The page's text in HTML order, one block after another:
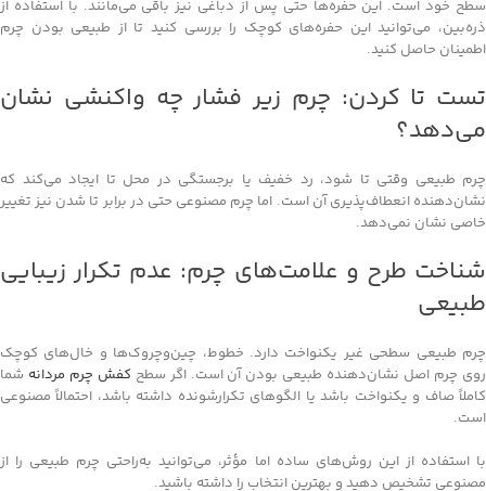
سطح خود است. این حفره‌ها حتی پس از دباغی نیز باقی می‌مانند. با استفاده از
ذره‌بین، می‌توانید این حفره‌های کوچک را بررسی کنید تا از طبیعی بودن چرم
اطمینان حاصل کنید.
تست تا کردن: چرم زیر فشار چه واکنشی نشان
می‌دهد؟
چرم طبیعی وقتی تا شود، رد خفیف یا برجستگی در محل تا ایجاد می‌کند که
نشان‌دهنده انعطاف‌پذیری آن است. اما چرم مصنوعی حتی در برابر تا شدن نیز تغییر
خاصی نشان نمی‌دهد.
شناخت طرح و علامت‌های چرم: عدم تکرار زیبایی
طبیعی
چرم طبیعی سطحی غیر یکنواخت دارد. خطوط، چین‌وچروک‌ها و خال‌های کوچک
روی چرم اصل نشان‌دهنده طبیعی بودن آن است. اگر سطح کفش چرم مردانه شما
کاملاً صاف و یکنواخت باشد یا الگوهای تکرارشونده داشته باشد، احتمالاً مصنوعی
است.
با استفاده از این روش‌های ساده اما مؤثر، می‌توانید به‌راحتی چرم طبیعی را از
مصنوعی تشخیص دهید و بهترین انتخاب را داشته باشید.